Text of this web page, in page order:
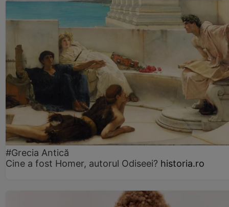
#Grecia Antică
Cine a fost Homer, autorul Odiseei? historia.ro